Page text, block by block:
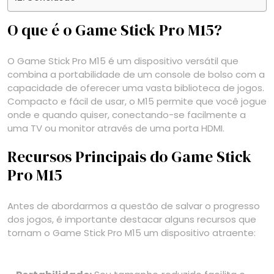
O que é o Game Stick Pro M15?
O Game Stick Pro M15 é um dispositivo versátil que
combina a portabilidade de um console de bolso com a
capacidade de oferecer uma vasta biblioteca de jogos.
Compacto e fácil de usar, o M15 permite que você jogue
onde e quando quiser, conectando-se facilmente a
uma TV ou monitor através de uma porta HDMI.
Recursos Principais do Game Stick
Pro M15
Antes de abordarmos a questão de salvar o progresso
dos jogos, é importante destacar alguns recursos que
tornam o Game Stick Pro M15 um dispositivo atraente: